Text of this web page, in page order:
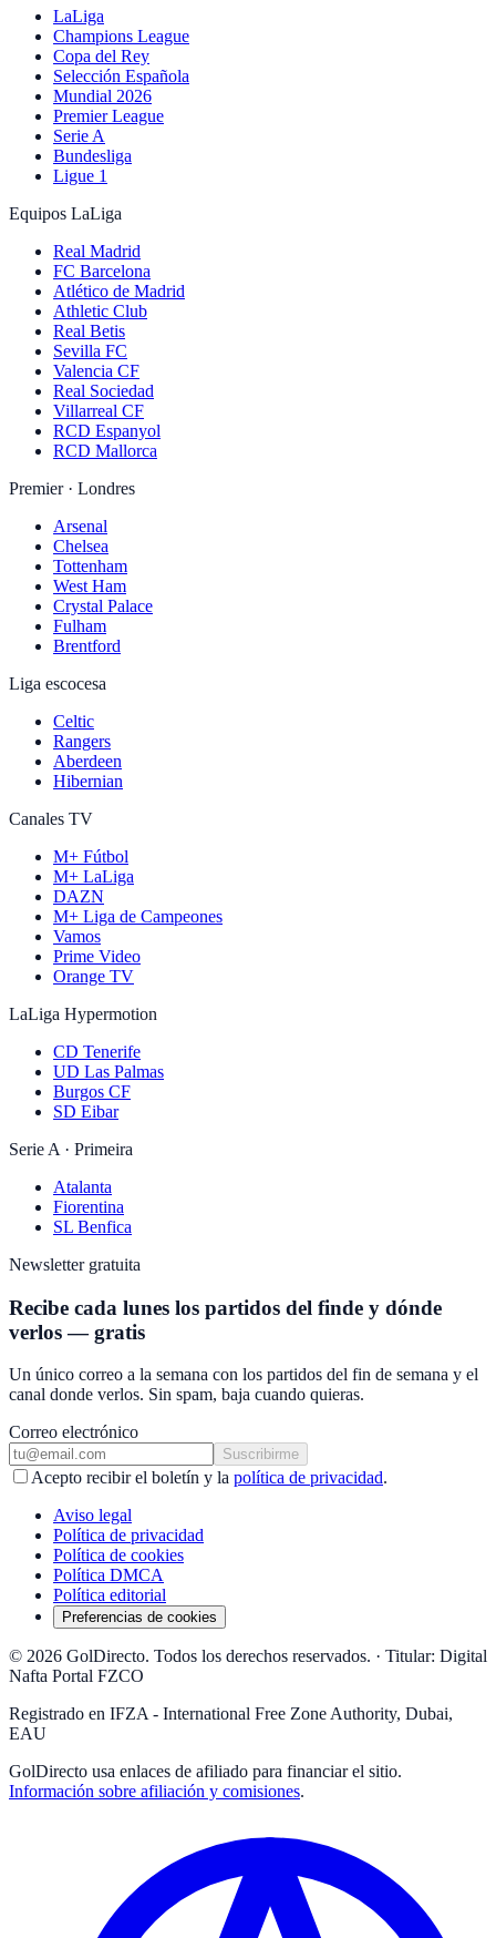
LaLiga
Champions League
Copa del Rey
Selección Española
Mundial 2026
Premier League
Serie A
Bundesliga
Ligue 1
Equipos LaLiga
Real Madrid
FC Barcelona
Atlético de Madrid
Athletic Club
Real Betis
Sevilla FC
Valencia CF
Real Sociedad
Villarreal CF
RCD Espanyol
RCD Mallorca
Premier · Londres
Arsenal
Chelsea
Tottenham
West Ham
Crystal Palace
Fulham
Brentford
Liga escocesa
Celtic
Rangers
Aberdeen
Hibernian
Canales TV
M+ Fútbol
M+ LaLiga
DAZN
M+ Liga de Campeones
Vamos
Prime Video
Orange TV
LaLiga Hypermotion
CD Tenerife
UD Las Palmas
Burgos CF
SD Eibar
Serie A · Primeira
Atalanta
Fiorentina
SL Benfica
Newsletter gratuita
Recibe cada lunes los partidos del finde y dónde
verlos — gratis
Un único correo a la semana con los partidos del fin de semana y el
canal donde verlos. Sin spam, baja cuando quieras.
Correo electrónico
Suscribirme
Acepto recibir el boletín y la política de privacidad.
Aviso legal
Política de privacidad
Política de cookies
Política DMCA
Política editorial
Preferencias de cookies
© 2026 GolDirecto. Todos los derechos reservados. · Titular: Digital
Nafta Portal FZCO
Registrado en IFZA - International Free Zone Authority, Dubai,
EAU
GolDirecto usa enlaces de afiliado para financiar el sitio.
Información sobre afiliación y comisiones.